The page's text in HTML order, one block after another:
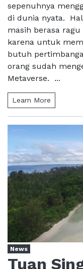
sepenuhnya
di dunia nyata.
masih berasa
karena untuk
butuh
orang sudah
Metaverse. ...
Learn More
News
Tuan